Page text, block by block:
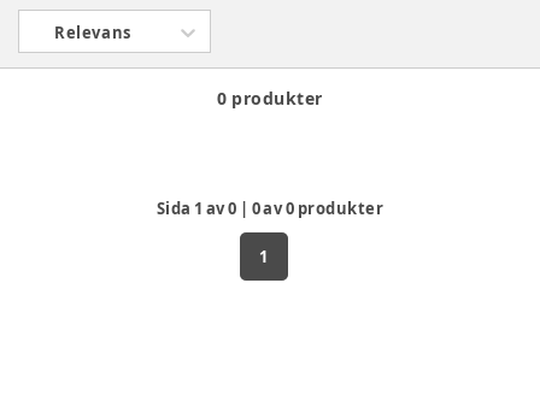
Homeyness kan ditt barn sova som en dröm varje natt, och
därmed kan du också koppla av och få en god natts sömn.
Relevans
0 produkter
Sida 1 av0 | 0av0 produkter
1